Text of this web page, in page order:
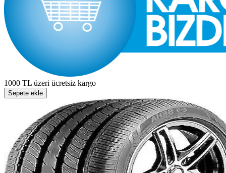
1000 TL üzeri ücretsiz kargo
Sepete ekle